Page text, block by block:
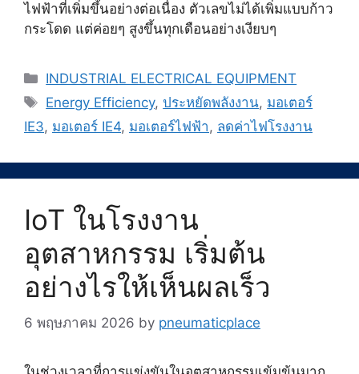
ไฟฟ้าที่เพิ่มขึ้นอย่างต่อเนื่อง ตัวเลขไม่ได้เพิ่มแบบก้าว
กระโดด แต่ค่อยๆ สูงขึ้นทุกเดือนอย่างเงียบๆ
Categories
INDUSTRIAL ELECTRICAL EQUIPMENT
Tags
Energy Efficiency,ประหยัดพลังงาน, มอเตอร์
IE3, มอเตอร์ IE4, มอเตอร์ไฟฟ้า, ลดค่าไฟโรงงาน
IoT ในโรงงาน
อุตสาหกรรม เริ่มต้น
อย่างไรให้เห็นผลเร็ว
6 พฤษภาคม 2026 by pneumaticplace